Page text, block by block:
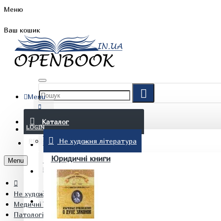
Меню
Ваш кошик
БЛОГ
КОНТАКТИ
(097) 015 28 90
Menu
Каталог
Не художня література
Юридичні книги
LOGIN
REGISTER
Menu
Не художня література
Медичні книги
Патологія. Патологічна анатомія